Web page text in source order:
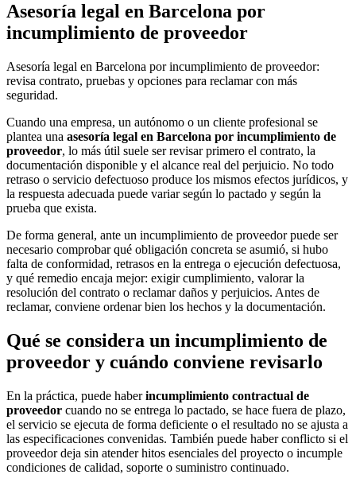
Asesoría legal en Barcelona por
incumplimiento de proveedor
Asesoría legal en Barcelona por incumplimiento de proveedor:
revisa contrato, pruebas y opciones para reclamar con más
seguridad.
Cuando una empresa, un autónomo o un cliente profesional se
plantea una asesoría legal en Barcelona por incumplimiento de
proveedor, lo más útil suele ser revisar primero el contrato, la
documentación disponible y el alcance real del perjuicio. No todo
retraso o servicio defectuoso produce los mismos efectos jurídicos, y
la respuesta adecuada puede variar según lo pactado y según la
prueba que exista.
De forma general, ante un incumplimiento de proveedor puede ser
necesario comprobar qué obligación concreta se asumió, si hubo
falta de conformidad, retrasos en la entrega o ejecución defectuosa,
y qué remedio encaja mejor: exigir cumplimiento, valorar la
resolución del contrato o reclamar daños y perjuicios. Antes de
reclamar, conviene ordenar bien los hechos y la documentación.
Qué se considera un incumplimiento de
proveedor y cuándo conviene revisarlo
En la práctica, puede haberincumplimiento contractual de
proveedor cuando no se entrega lo pactado, se hace fuera de plazo,
el servicio se ejecuta de forma deficiente o el resultado no se ajusta a
las especificaciones convenidas. También puede haber conflicto si el
proveedor deja sin atender hitos esenciales del proyecto o incumple
condiciones de calidad, soporte o suministro continuado.